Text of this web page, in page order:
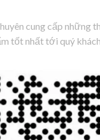
cung cấp những
tốt nhất tới quý